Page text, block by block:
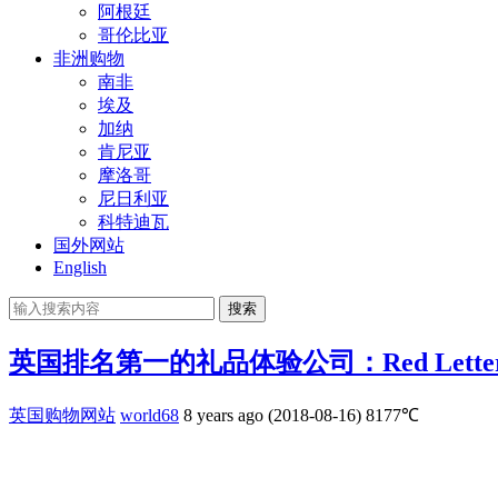
阿根廷
哥伦比亚
非洲购物
南非
埃及
加纳
肯尼亚
摩洛哥
尼日利亚
科特迪瓦
国外网站
English
搜索
英国排名第一的礼品体验公司：Red
英国购物网站 world68 8 years ago (2018-08-16) 8177℃